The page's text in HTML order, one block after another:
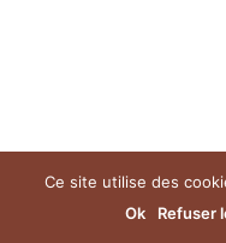
Ce site utilise des
Ok
Refuser